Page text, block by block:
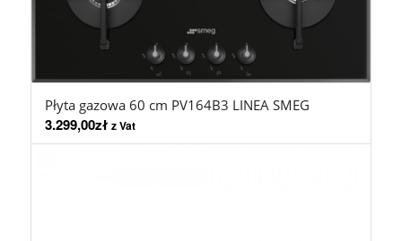
Płyta gazowa 60 cm PV164B3 LINEA SMEG
3.299,00zł z Vat